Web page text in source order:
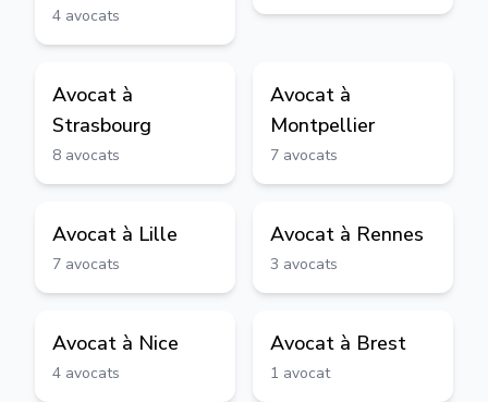
4 avocats
Avocat à
Strasbourg
8 avocats
Avocat à
Montpellier
7 avocats
Avocat à Lille
7 avocats
Avocat à Rennes
3 avocats
Avocat à Nice
4 avocats
Avocat à Brest
1 avocat